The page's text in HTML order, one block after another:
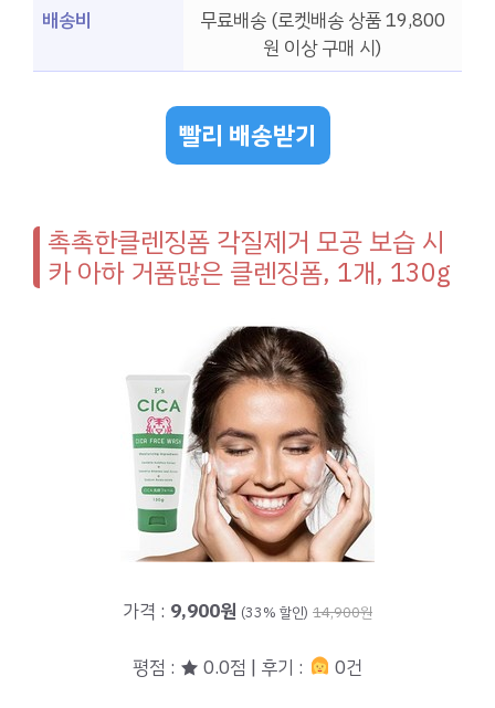
배송비
무료배송 (로켓배송 상품 19,800
원 이상 구매 시)
빨리 배송받기
촉촉한클렌징폼 각질제거 모공 보습 시
카 아하 거품많은 클렌징폼, 1개, 130g
가격 : 9,900원 (33% 할인) 14,900원
평점 : ★ 0.0점 | 후기 : 0건